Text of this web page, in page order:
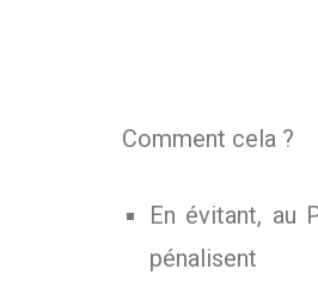
Comment cela ?
En évitant, au
pénalisent